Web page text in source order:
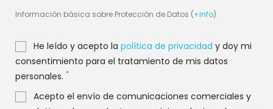
Información básica sobre Protección de Datos (+info)
He leído y acepto la política de privacidad y doy mi
consentimiento para el tratamiento de mis datos
personales. *
Acepto el envío de comunicaciones comerciales y